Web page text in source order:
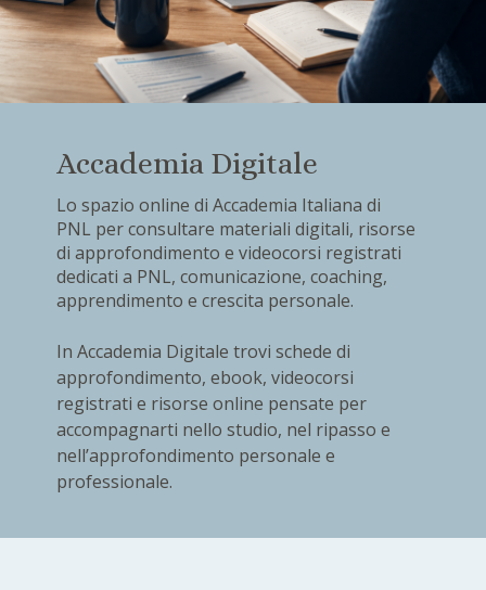
Accademia Digitale
Lo spazio online di Accademia Italiana di
PNL per consultare materiali digitali, risorse
di approfondimento e videocorsi registrati
dedicati a PNL, comunicazione, coaching,
apprendimento e crescita personale.
In Accademia Digitale trovi schede di
approfondimento, ebook, videocorsi
registrati e risorse online pensate per
accompagnarti nello studio, nel ripasso e
nell’approfondimento personale e
professionale.